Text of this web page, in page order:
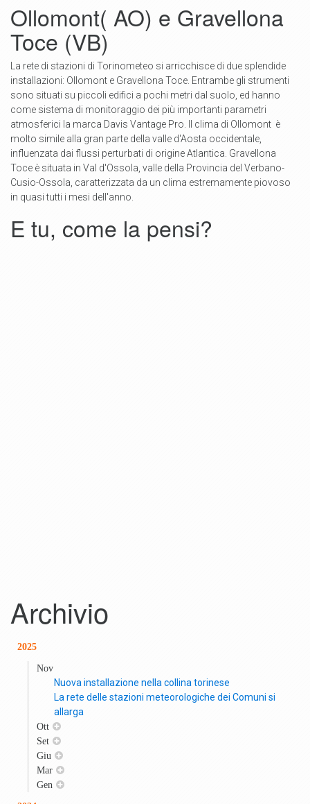
Ollomont( AO) e Gravellona
Toce (VB)
La rete di stazioni di Torinometeo si arricchisce di due splendide
installazioni: Ollomont e Gravellona Toce. Entrambe gli strumenti
sono situati su piccoli edifici a pochi metri dal suolo, ed hanno
come sistema di monitoraggio dei più importanti parametri
atmosferici la marca Davis Vantage Pro. Il clima di Ollomont è
molto simile alla gran parte della valle d'Aosta occidentale,
influenzata dai flussi perturbati di origine Atlantica. Gravellona
Toce è situata in Val d'Ossola, valle della Provincia del Verbano-
Cusio-Ossola, caratterizzata da un clima estremamente piovoso
in quasi tutti i mesi dell'anno.
E tu, come la pensi?
Archivio
2025
Nov
Nuova installazione nella collina torinese
La rete delle stazioni meteorologiche dei Comuni si
allarga
Ott
Set
Giu
Mar
Gen